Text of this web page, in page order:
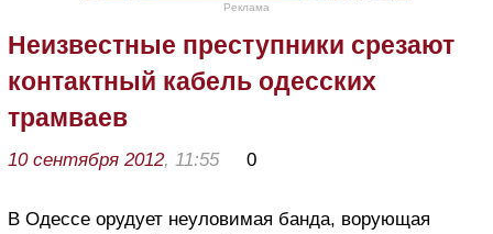
Реклама
Неизвестные преступники срезают
контактный кабель одесских
трамваев
10 сентября 2012, 11:55 0
В Одессе орудует неуловимая банда, ворующая